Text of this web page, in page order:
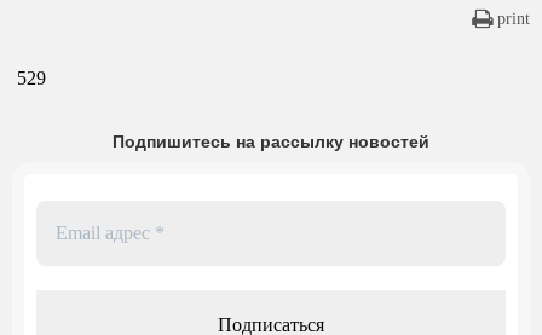
print
529
Подпишитесь на рассылку новостей